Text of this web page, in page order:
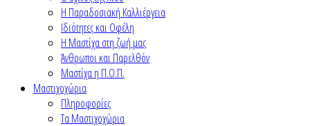
Η Παραδοσιακή Καλλιέργεια
Ιδιότητες και Οφέλη
Η Μαστίχα στη ζωή μας
Άνθρωποι και Παρελθόν
Μαστίχα η Π.Ο.Π.
Μαστιχοχώρια
Πληροφορίες
Τα Μαστιχοχώρια